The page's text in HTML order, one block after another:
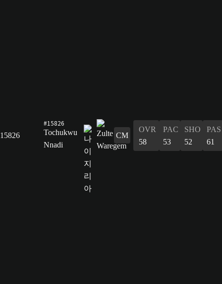
15826
#15826
Tochukwu
Nnadi
CM
OVR
58
PAC
53
SHO
52
PAS
61